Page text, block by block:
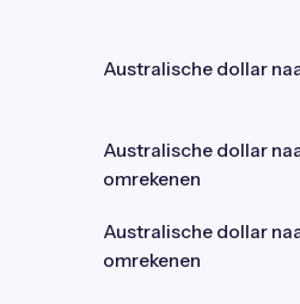
Australische dollar
Australische dollar
omrekenen
Australische dollar
omrekenen